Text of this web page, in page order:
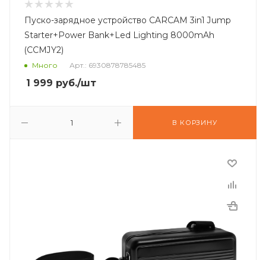
Пуско-зарядное устройство CARCAM 3in1 Jump
Starter+Power Bank+Led Lighting 8000mAh
(CCMJY2)
Много Арт.: 6930878785485
1 999 руб./шт
В КОРЗИНУ